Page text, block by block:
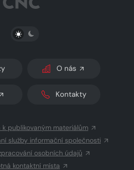
PŘEPNOUT SVĚTLÝ/TMAVÝ REŽIM
O nás
Kontakty
publikovaným materiálům
služby informační společnosti
osobních údajů
kontaktní místa